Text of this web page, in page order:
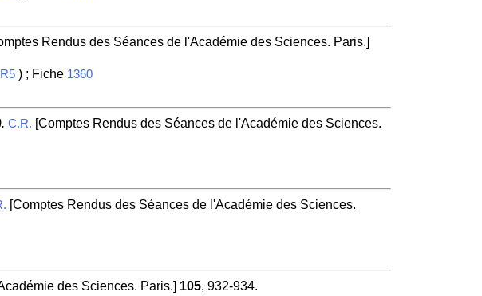
Rendus des Séances de l'Académie des Sciences. Paris.]
R5) ; Fiche 1360
C.R. [Comptes Rendus des Séances de l'Académie des Sciences.
[Comptes Rendus des Séances de l'Académie des Sciences.
des Sciences. Paris.] 105, 932-934.